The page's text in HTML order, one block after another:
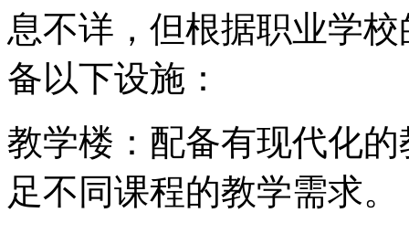
息不详，但根据职业学
备以下设施：
教学楼：配备有现代化
足不同课程的教学需求。